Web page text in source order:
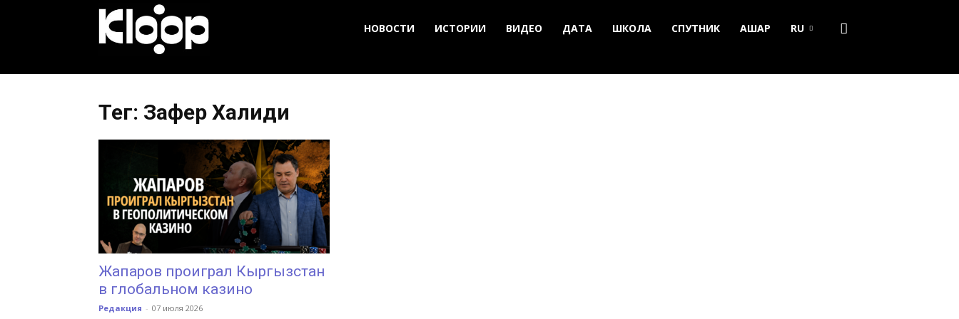
Новости
Кыргызстана
НОВОСТИ ИСТОРИИ ВИДЕО ДАТА ШКОЛА СПУТНИК АШАР RU
Тег: Зафер Халиди
Жапаров проиграл Кыргызстан
в глобальном казино
Редакция - 07 июля 2026